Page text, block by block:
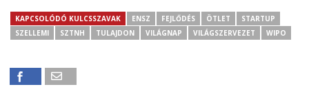
KAPCSOLÓDÓ KULCSSZAVAK ENSZ FEJLŐDÉS ÖTLET
STARTUP
SZELLEMI
SZTNH TULAJDON VILÁGNAP VILÁGSZERVEZET WIPO